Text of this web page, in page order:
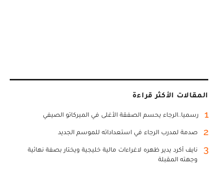
المقالات الأكثر قراءة
1 رسميا..الرجاء يحسم الصفقة الأغلى في الميركاتو الصيفي
2 صدمة لمدرب الرجاء في استعداداته للموسم الجديد
3
نايف أكرد يدير ظهره لاغراءات مالية خليجية ويختار بصفة نهائية
وجهته المقبلة